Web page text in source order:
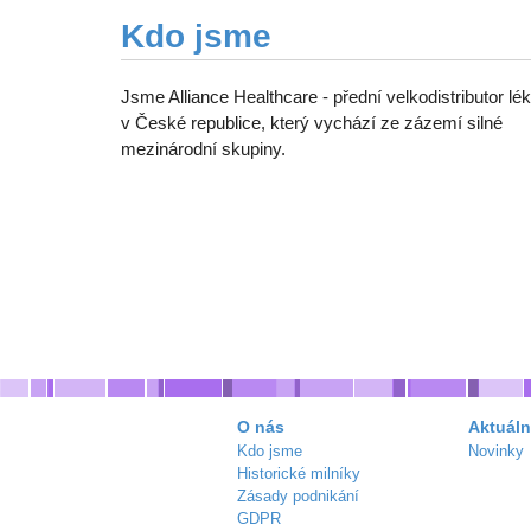
Kdo jsme
Jsme Alliance Healthcare - přední velkodistributor
v České republice, který vychází ze zázemí silné
mezinárodní skupiny.
O nás
Kdo jsme
Historické milníky
Zásady podnikání
GDPR
Novinky